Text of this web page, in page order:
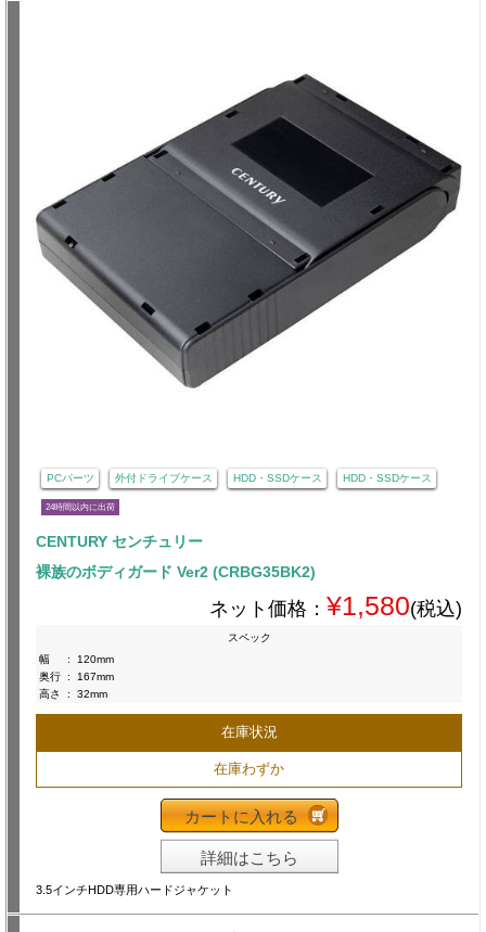
PCパーツ 外付ドライブケース HDD・SSDケース HDD・SSDケース
24時間以内に出荷
CENTURY センチュリー
裸族のボディガード Ver2 (CRBG35BK2)
ネット価格： ¥1,580(税込)
スペック
幅
:
120mm
奥行 :
167mm
高さ
: 32mm
在庫状況
在庫わずか
カートに入れる
詳細はこちら
3.5インチHDD専用ハードジャケット